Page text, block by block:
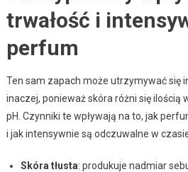
trwałość i
perfum
Ten sam zapach może utrzymywać się
inaczej, ponieważ skóra różni się ilością
pH. Czynniki te wpływają na to, jak
i jak intensywnie są odczuwalne w
Skóra tłusta: produkuje nadmiar